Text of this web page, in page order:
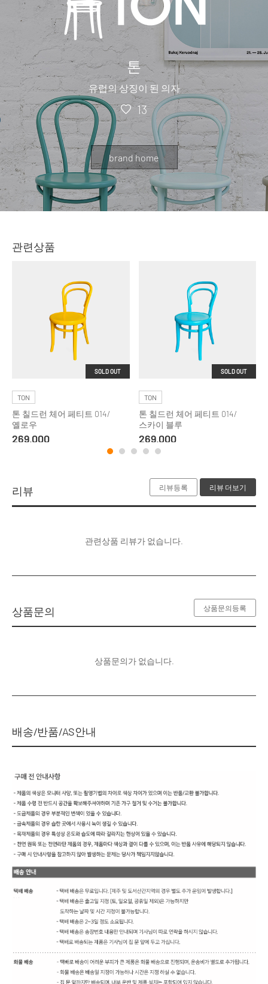
톤
유럽의 상징이 된 의자
13
brand home
관련상품
SOLD OUT
TON
톤 칠드런 체어 페티트 014/
옐로우
269,000
SOLD OUT
TON
톤 칠드런 체어 페티트 014/
스카이 블루
269,000
리뷰 리뷰등록 리뷰 더보기
관련상품 리뷰가 없습니다.
상품문의 상품문의등록
상품문의가 없습니다.
배송/반품/AS안내